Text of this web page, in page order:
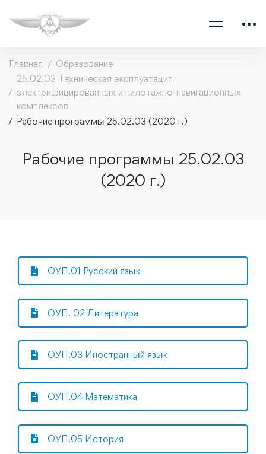
Главная
Образование
25.02.03 Техническая эксплуатация
электрифицированных и пилотажно-навигационных
комплексов
Рабочие программы 25.02.03 (2020 г.)
Рабочие программы 25.02.03
(2020 г.)
ОУП.01 Русский язык
ОУП. 02 Литература
ОУП.03 Иностранный язык
ОУП.04 Математика
ОУП.05 История